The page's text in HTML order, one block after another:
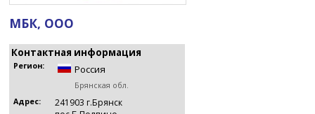
МБК, ООО
Контактная информация
Регион: Россия
Брянская обл.
Адрес:
241903 г.Брянск